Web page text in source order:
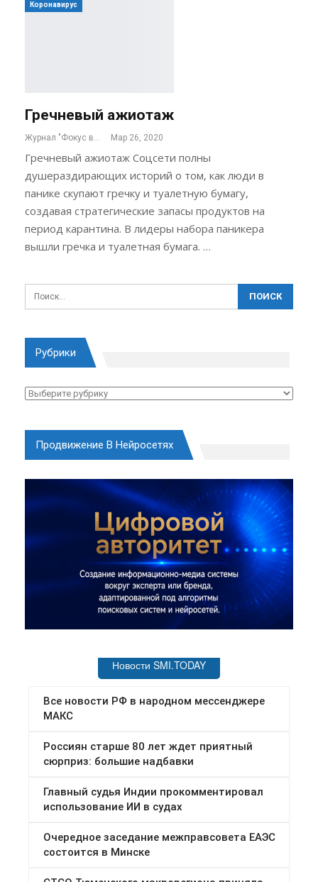
Коронавирус
Гречневый ажиотаж
Мар 26, 2020
Гречневый ажиотаж Соцсети полны
душераздирающих историй о том, как люди в
панике скупают гречку и туалетную бумагу,
создавая стратегические запасы продуктов на
период карантина. В лидеры набора паникера
вышли гречка и туалетная бумага. …
Рубрики
Рубрики
Продвижение В Нейросетях